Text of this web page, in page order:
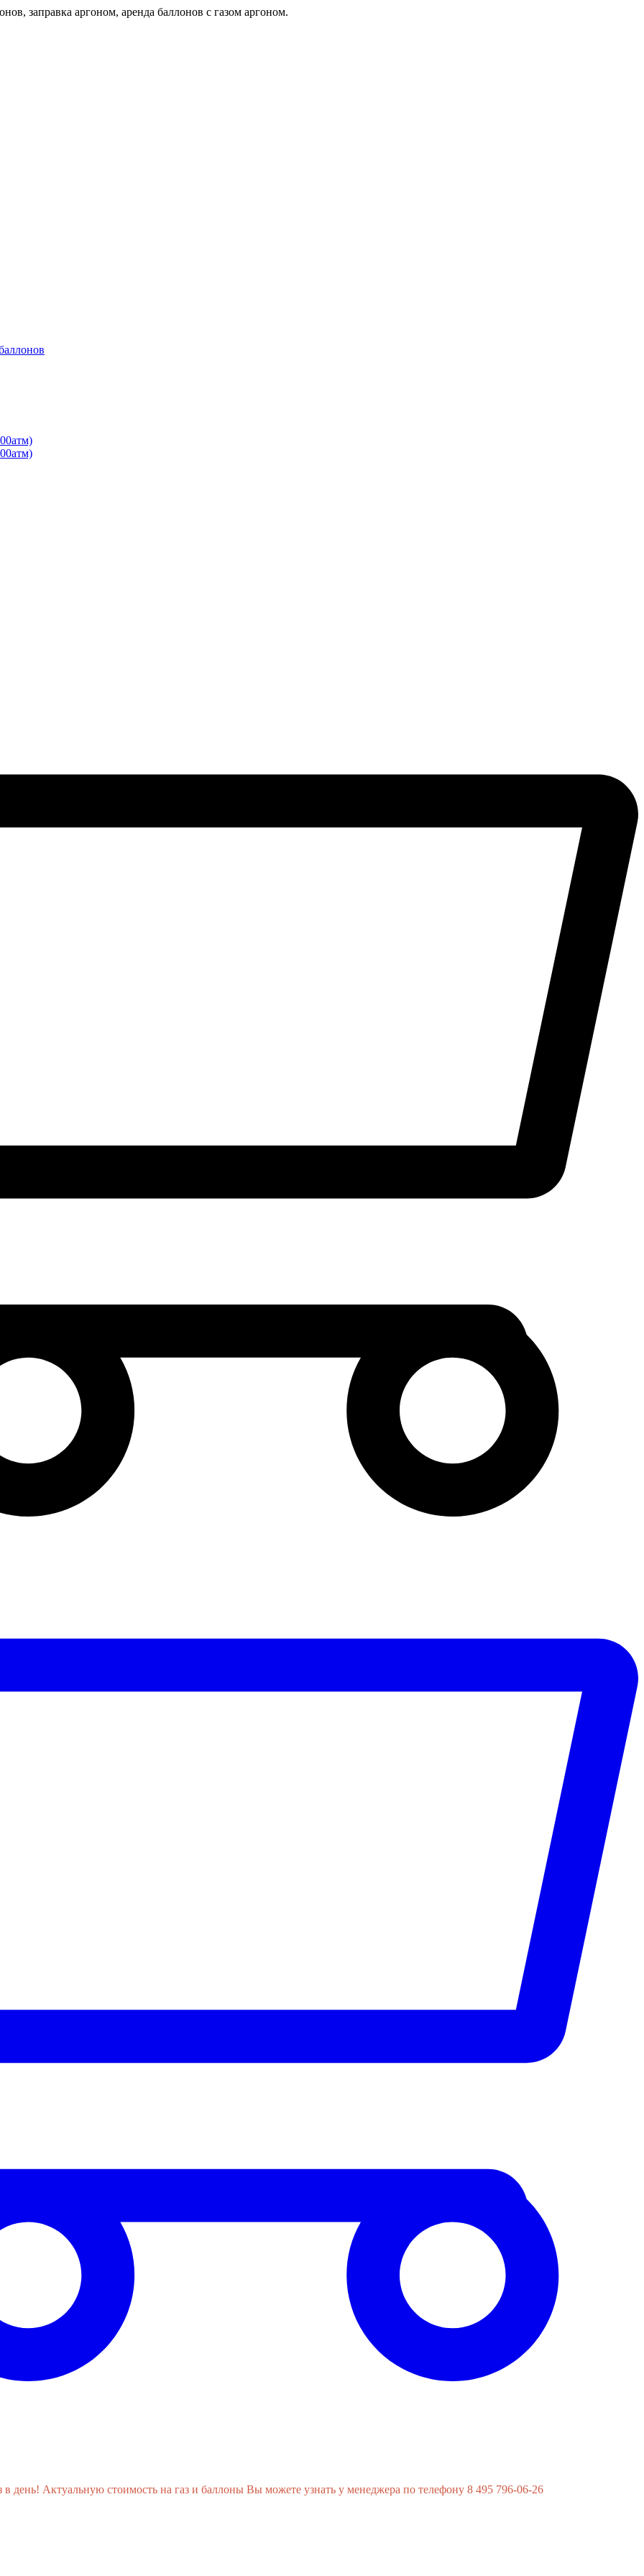
заправка аргоном, аренда баллонов с газом аргоном.
Актуальную стоимость на газ и баллоны Вы можете узнать у менеджера по телефону 8 495 796-06-26